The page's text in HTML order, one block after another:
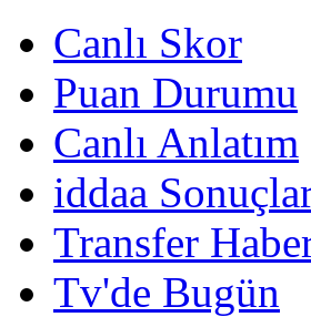
Canlı Skor
Puan Durumu
Canlı Anlatım
iddaa
Transfer
Tv'de Bugün